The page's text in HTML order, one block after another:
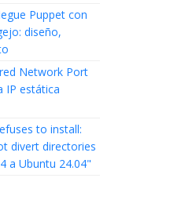
Puppet con
diseño,
Network Port
IP estática
to install:
divert directories
a Ubuntu 24.04"